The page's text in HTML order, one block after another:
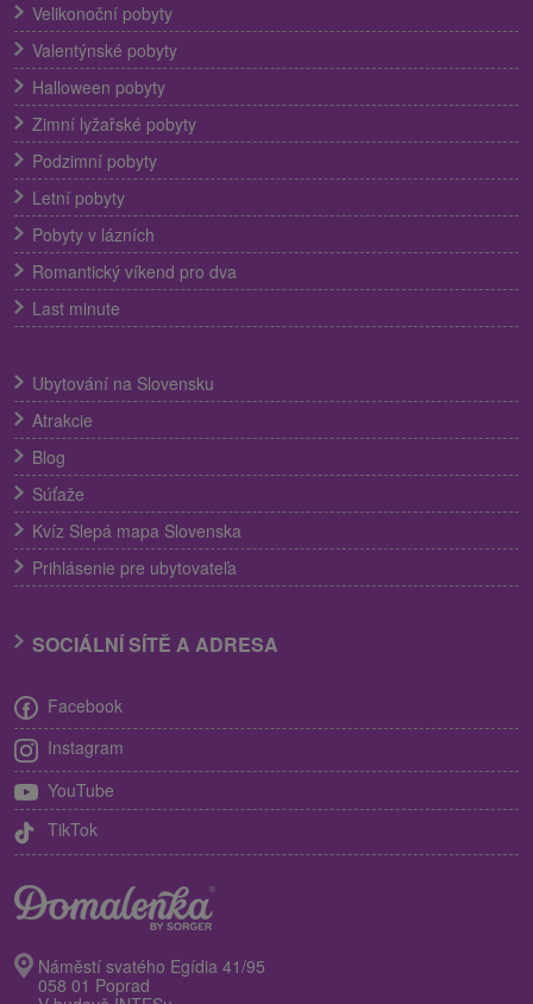
Velikonoční pobyty
Valentýnské pobyty
Halloween pobyty
Zimní lyžařské pobyty
Podzimní pobyty
Letní pobyty
Pobyty v lázních
Romantický víkend pro dva
Last minute
Ubytování na Slovensku
Atrakcie
Blog
Súťaže
Kvíz Slepá mapa Slovenska
Prihlásenie pre ubytovateľa
SOCIÁLNÍ SÍTĚ A ADRESA
Facebook
Instagram
YouTube
TikTok
Náměstí svatého Egídia 41/95
058 01 Poprad